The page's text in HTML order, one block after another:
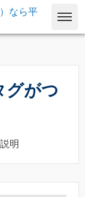
グがつ
明